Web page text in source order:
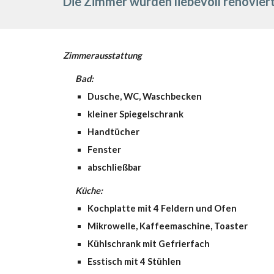
Zimmerausstattung
Bad:
Dusche, WC, Waschbecken
kleiner Spiegelschrank
Handtücher
Fenster
abschließbar
Küche:
Kochplatte mit 4 Feldern und Ofen
Mikrowelle, Kaffeemaschine, Toaster
Kühlschrank mit Gefrierfach
Esstisch mit 4 Stühlen